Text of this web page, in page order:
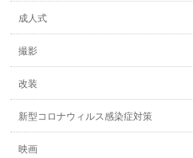
成人式
撮影
改装
新型コロナウィルス感染症対策
映画